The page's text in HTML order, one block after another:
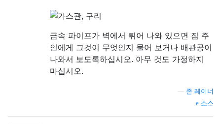
금속 파이프가 벽에서 튀어 나와 있으면 집 주
인에게 그것이 무엇인지 물어 보거나 배관공이
나와서 보도록하십시오. 아무 것도 가정하지
마십시오.
존 레이너
소스